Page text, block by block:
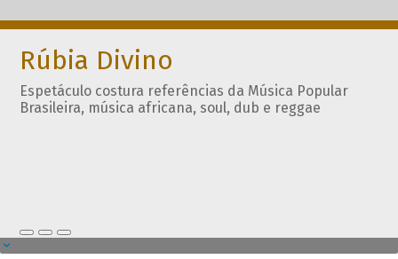
Rúbia Divino
Espetáculo costura referências da Música Popular
Brasileira, música africana, soul, dub e reggae